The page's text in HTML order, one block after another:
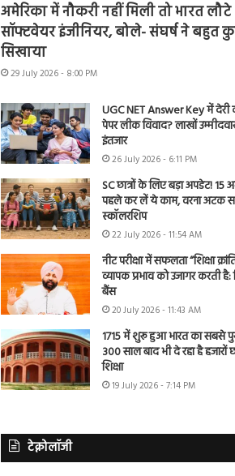
अमेरिका में नौकरी नहीं मिली तो भारत लौटे
सॉफ्टवेयर इंजीनियर, बोले- संघर्ष ने बहुत
सिखाया
29 July 2026 - 8:00 PM
UGC NET Answer Key में
पेपर लीक विवाद? लाखों
इंतजार
26 July 2026 - 6:11 PM
SC छात्रों के लिए बड़ा अपडेट! 15
पहले कर लें ये काम, वरना अटक
स्कॉलरशिप
22 July 2026 - 11:54 AM
नीट परीक्षा में सफलता “शिक्षा
व्यापक प्रभाव को उजागर करती है:
बैंस
20 July 2026 - 11:43 AM
1715 में शुरू हुआ भारत का सबसे
300 साल बाद भी दे रहा है हजारों
शिक्षा
19 July 2026 - 7:14 PM
टेक्नोलॉजी